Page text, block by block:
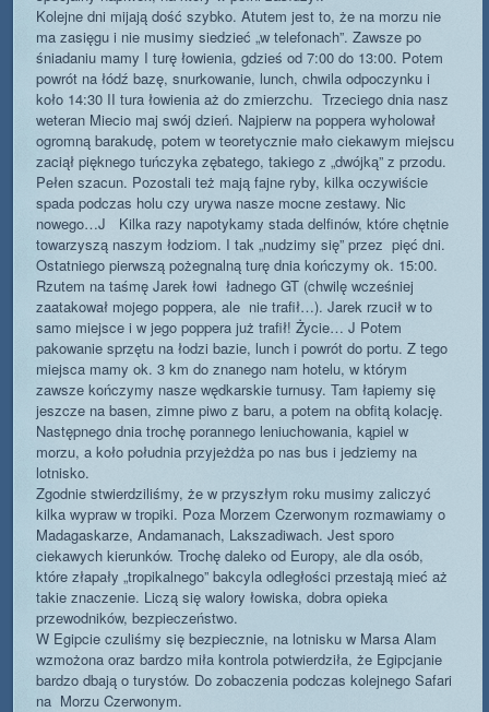
Kolejne dni mijają dość szybko. Atutem jest to, że na morzu nie
ma zasięgu i nie musimy siedzieć „w telefonach”. Zawsze po
śniadaniu mamy I turę łowienia, gdzieś od 7:00 do 13:00. Potem
powrót na łódź bazę, snurkowanie, lunch, chwila odpoczynku i
koło 14:30 II tura łowienia aż do zmierzchu. Trzeciego dnia nasz
weteran Miecio maj swój dzień. Najpierw na poppera wyholował
ogromną barakudę, potem w teoretycznie mało ciekawym miejscu
zaciął pięknego tuńczyka zębatego, takiego z „dwójką” z przodu.
Pełen szacun. Pozostali też mają fajne ryby, kilka oczywiście
spada podczas holu czy urywa nasze mocne zestawy. Nic
nowego…J Kilka razy napotykamy stada delfinów, które chętnie
towarzyszą naszym łodziom. I tak „nudzimy się” przez pięć dni.
Ostatniego pierwszą pożegnalną turę dnia kończymy ok. 15:00.
Rzutem na taśmę Jarek łowi ładnego GT (chwilę wcześniej
zaatakował mojego poppera, ale nie trafił…). Jarek rzucił w to
samo miejsce i w jego poppera już trafił! Życie… J Potem
pakowanie sprzętu na łodzi bazie, lunch i powrót do portu. Z tego
miejsca mamy ok. 3 km do znanego nam hotelu, w którym
zawsze kończymy nasze wędkarskie turnusy. Tam łapiemy się
jeszcze na basen, zimne piwo z baru, a potem na obfitą kolację.
Następnego dnia trochę porannego leniuchowania, kąpiel w
morzu, a koło południa przyjeżdża po nas bus i jedziemy na
lotnisko.
Zgodnie stwierdziliśmy, że w przyszłym roku musimy zaliczyć
kilka wypraw w tropiki. Poza Morzem Czerwonym rozmawiamy o
Madagaskarze, Andamanach, Lakszadiwach. Jest sporo
ciekawych kierunków. Trochę daleko od Europy, ale dla osób,
które złapały „tropikalnego” bakcyla odległości przestają mieć aż
takie znaczenie. Liczą się walory łowiska, dobra opieka
przewodników, bezpieczeństwo.
W Egipcie czuliśmy się bezpiecznie, na lotnisku w Marsa Alam
wzmożona oraz bardzo miła kontrola potwierdziła, że Egipcjanie
bardzo dbają o turystów. Do zobaczenia podczas kolejnego Safari
na Morzu Czerwonym.